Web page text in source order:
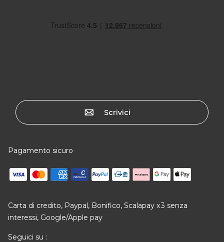
Scrivici
Pagamento sicuro
Carta di credito, Paypal, Bonifico, Scalapay x3 senza
interessi, Google/Apple pay
Seguici su :